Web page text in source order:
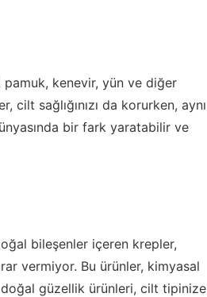
pamuk, kenevir, yün ve diğer
sağlığınızı da korurken, aynı
bir fark yaratabilir ve
bileşenler içeren krepler,
vermiyor. Bu ürünler, kimyasal
güzellik ürünleri, cilt tipinize